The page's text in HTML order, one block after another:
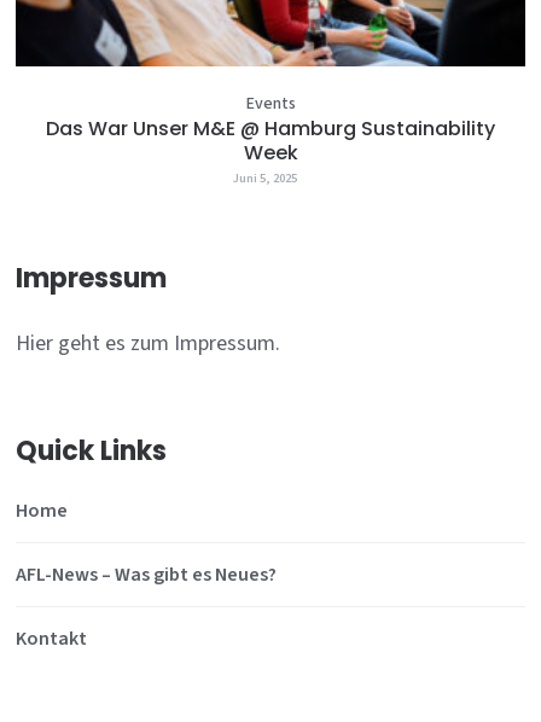
Events
Das War Unser M&E @ Hamburg Sustainability
Week
Juni 5, 2025
Impressum
Hier geht es zum Impressum.
Quick Links
Home
AFL-News – Was gibt es Neues?
Kontakt